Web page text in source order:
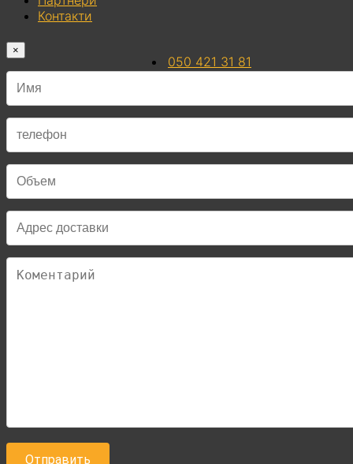
Контакти
050 421 31 81
×